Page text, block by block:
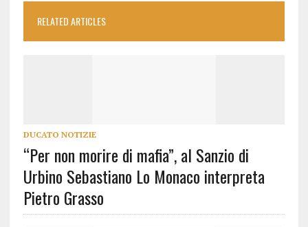
RELATED ARTICLES
DUCATO NOTIZIE
“Per non morire di mafia”, al Sanzio di
Urbino Sebastiano Lo Monaco interpreta
Pietro Grasso